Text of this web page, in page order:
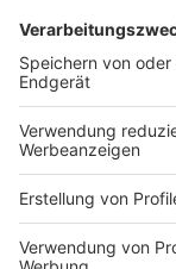
DEINE
Du hast dir
Markiere sie